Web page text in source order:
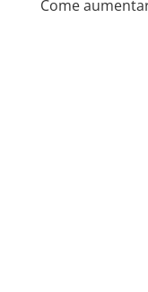
Come